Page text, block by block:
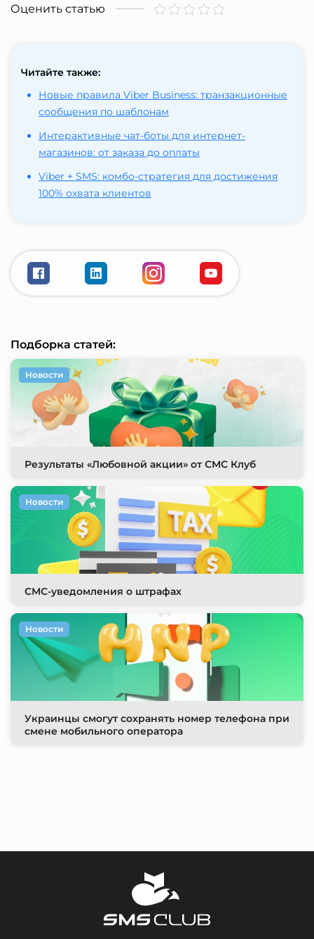
Оценить статью
Читайте также:
Новые правила Viber Business: транзакционные
сообщения по шаблонам
Интерактивные чат-боты для интернет-
магазинов: от заказа до оплаты
Viber + SMS: комбо-стратегия для достижения
100% охвата клиентов
Подборка статей:
Результаты «Любовной акции» от СМС Клуб
Новости
СМС-уведомления о штрафах
Новости
Украинцы смогут сохранять номер телефона при
смене мобильного оператора
Новости